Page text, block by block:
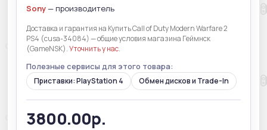
Sony— производитель
Доставка и гарантия на Купить Call of Duty Modern Warfare 2
PS4 (cusa-34084) — общие условия магазина Геймнск
(GameNSK).Уточнить у нас.
Полезные сервисы для этого товара:
Приставки: PlayStation 4 Обмен дисков и Trade-In
3800.00р.